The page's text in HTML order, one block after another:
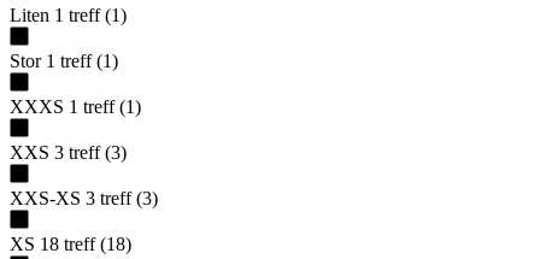
Liten 1 treff (1)
Stor 1 treff (1)
XXXS 1 treff (1)
XXS 3 treff (3)
XXS-XS 3 treff (3)
XS 18 treff (18)